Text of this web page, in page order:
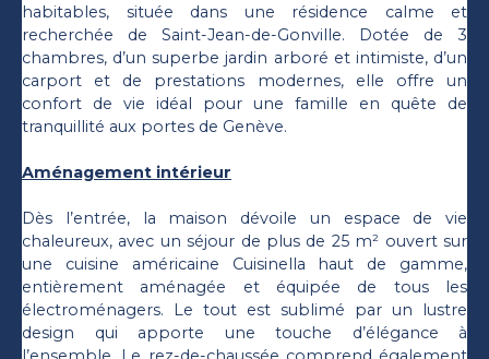
habitables, située dans une résidence calme et
recherchée de Saint-Jean-de-Gonville. Dotée de 3
chambres, d’un superbe jardin arboré et intimiste, d’un
carport et de prestations modernes, elle offre un
confort de vie idéal pour une famille en quête de
tranquillité aux portes de Genève.
Aménagement intérieur
Dès l’entrée, la maison dévoile un espace de vie
chaleureux, avec un séjour de plus de 25 m² ouvert sur
une cuisine américaine Cuisinella haut de gamme,
entièrement aménagée et équipée de tous les
électroménagers. Le tout est sublimé par un lustre
design qui apporte une touche d’élégance à